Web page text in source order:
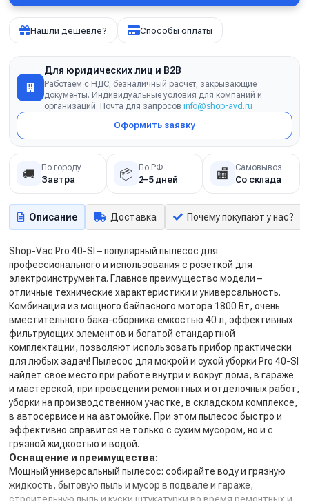
Нашли дешевле? Способы оплаты
Для юридических лиц и B2B
Работаем с НДС, безналичный расчёт, закрывающие
документы. Индивидуальные условия для компаний и
организаций. Почта для запросов info@shop-avd.ru
Оформить заявку
🚚 По городу
Завтра 📦 По РФ
2–5 дней 🏬 Самовывоз
Со склада
Описание Доставка Почему покупают у нас?
Shop-Vac Pro 40-SI – популярный пылесос для
профессионального и использования с розеткой для
электроинструмента. Главное преимущество модели –
отличные технические характеристики и универсальность.
Комбинация из мощного байпасного мотора 1800 Вт, очень
вместительного бака-сборника емкостью 40 л, эффективных
фильтрующих элементов и богатой стандартной
комплектации, позволяют использовать прибор практически
для любых задач! Пылесос для мокрой и сухой уборки Pro 40-SI
найдет свое место при работе внутри и вокруг дома, в гараже
и мастерской, при проведении ремонтных и отделочных работ,
уборки на производственном участке, в складском комплексе,
в автосервисе и на автомойке. При этом пылесос быстро и
эффективно справится не только с сухим мусором, но и с
грязной жидкостью и водой.
Оснащение и преимущества:
Мощный универсальный пылесос: собирайте воду и грязную
жидкость, бытовую пыль и мусор в подвале и гараже,